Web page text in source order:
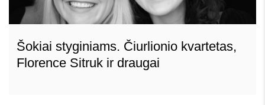
Šokiai styginiams. Čiurlionio kvartetas,
Florence Sitruk ir draugai